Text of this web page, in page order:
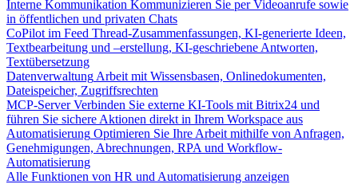
Interne Kommunikation Kommunizieren Sie per Videoanrufe sowie
in öffentlichen und privaten Chats
CoPilot im Feed Thread-Zusammenfassungen, KI-generierte Ideen,
Textbearbeitung und –erstellung, KI-geschriebene Antworten,
Textübersetzung
Datenverwaltung Arbeit mit Wissensbasen, Onlinedokumenten,
Dateispeicher, Zugriffsrechten
MCP-Server Verbinden Sie externe KI-Tools mit Bitrix24 und
führen Sie sichere Aktionen direkt in Ihrem Workspace aus
Automatisierung Optimieren Sie Ihre Arbeit mithilfe von Anfragen,
Genehmigungen, Abrechnungen, RPA und Workflow-
Automatisierung
Alle Funktionen von HR und Automatisierung anzeigen